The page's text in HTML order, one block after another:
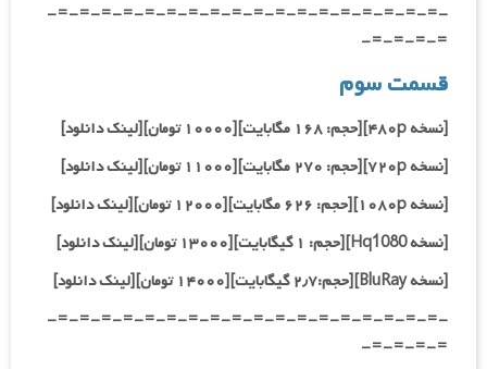
-=-=-=-=-=-=-=-=-=-=-=-=-=-=-=-=-=-=-
=-=-=-=-
قسمت سوم
[نسخه ۴۸۰p][حجم: ۱۶۸ مگابایت][۱۰۰۰۰ تومان][لینک دانلود]
[نسخه ۷۲۰p][حجم: ۲۷۰ مگابایت][۱۱۰۰۰ تومان][لینک دانلود]
[نسخه ۱۰۸۰p][حجم: ۶۲۶ مگابایت][۱۲۰۰۰ تومان][لینک دانلود]
[نسخه Hq1080
][حجم: ۱ گیگابایت][۱۳۰۰۰ تومان][لینک دانلود]
[نسخه BluRay][حجم:۲٫۷ گیگابایت][۱۴۰۰۰ تومان][لینک دانلود]
-=-=-=-=-=-=-=-=-=-=-=-=-=-=-=-=-=-=-
=-=-=-=-